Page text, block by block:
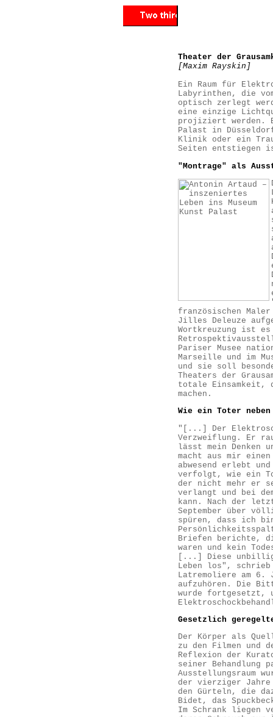
Theater der
[Maxim Rayskin]
Ein Raum für
Labyrinthen, die
optisch zerlegt
eine einzige
projiziert werden.
Palast in
Klinik oder ein
Seiten entstiegen
"Montrage" als
französischen
Jilles Deleuze
Wortkreuzung ist
Pariser Musee
Marseille und im
und sie soll
Theaters der
totale Einsamkeit,
machen.
Wie ein Toter
"[...] Der
Verzweiflung. Er
lässt mein Denken
macht aus mir einen
abwesend erlebt
verfolgt, wie ein
der nicht mehr er
verlangt und bei
kann. Nach der
September über
spüren, dass ich
Briefen berichte,
waren und kein
[...] Diese unbillige
Leben los", schrieb
Latremoliere am 6.
aufzuhören. Die
wurde fortgesetzt,
Gesetzlich
Der Körper als
zu den Filmen und
Reflexion der
seiner Behandlung
Ausstellungsraum
der vierziger
den Gürteln, die
Bidet, das
Im Schrank liegen